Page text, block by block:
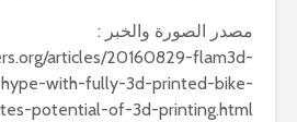
مصدر الصورة والخبر :
articles/20160829-flam3d-
with-fully-3d-printed-bike-
potential-of-3d-printing.html